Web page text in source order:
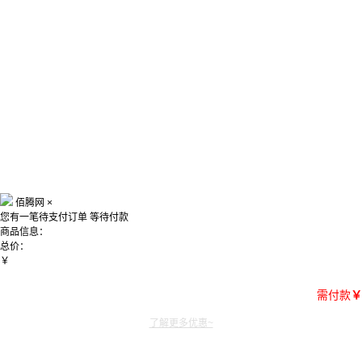
佰腾网 ×
您有一笔待支付订单 等待付款
商品信息：
总价：
￥
需付款￥
了解更多优惠~